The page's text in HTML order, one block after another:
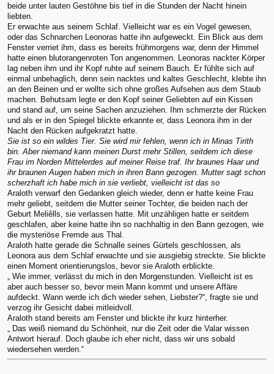
beide unter lauten Gestöhne bis tief in die Stunden der Nacht hinein
liebten.
Er erwachte aus seinem Schlaf. Vielleicht war es ein Vogel gewesen,
oder das Schnarchen Leonoras hatte ihn aufgeweckt. Ein Blick aus dem
Fenster verriet ihm, dass es bereits frühmorgens war, denn der Himmel
hatte einen blutorangenroten Ton angenommen. Leonoras nackter Körper
lag neben ihm und ihr Kopf ruhte auf seinem Bauch. Er fühlte sich auf
einmal unbehaglich, denn sein nacktes und kaltes Geschlecht, klebte ihn
an den Beinen und er wollte sich ohne großes Aufsehen aus dem Staub
machen. Behutsam legte er den Kopf seiner Geliebten auf ein Kissen
und stand auf, um seine Sachen anzuziehen. Ihm schmerzte der Rücken
und als er in den Spiegel blickte erkannte er, dass Leonora ihm in der
Nacht den Rücken aufgekratzt hatte.
Sie ist so ein wildes Tier. Sie wird mir fehlen, wenn ich in Minas Tirith
bin. Aber niemand kann meinen Durst mehr Stillen, seitdem ich diese
Frau im Norden Mittelerdes auf meiner Reise traf. Ihr braunes Haar und
ihr braunen Augen haben mich in ihren Bann gezogen. Mutter sagt schon
scherzhaft ich habe mich in sie verliebt, vielleicht ist das so
Araloth verwarf den Gedanken gleich wieder, denn er hatte keine Frau
mehr geliebt, seitdem die Mutter seiner Tochter, die beiden nach der
Geburt Meliêlls, sie verlassen hatte. Mit unzähligen hatte er seitdem
geschlafen, aber keine hatte ihn so nachhaltig in den Bann gezogen, wie
die mysteriöse Fremde aus Thal.
Araloth hatte gerade die Schnalle seines Gürtels geschlossen, als
Leonora aus dem Schlaf erwachte und sie ausgiebig streckte. Sie blickte
einen Moment orientierungslos, bevor sie Araloth erblickte.
„ Wie immer, verlässt du mich in den Morgenstunden. Vielleicht ist es
aber auch besser so, bevor mein Mann kommt und unsere Affäre
aufdeckt. Wann werde ich dich wieder sehen, Liebster?“, fragte sie und
verzog ihr Gesicht dabei mitleidvoll.
Araloth stand bereits am Fenster und blickte ihr kurz hinterher.
„ Das weiß niemand du Schönheit, nur die Zeit oder die Valar wissen
Antwort hierauf. Doch glaube ich eher nicht, dass wir uns sobald
wiedersehen werden.“